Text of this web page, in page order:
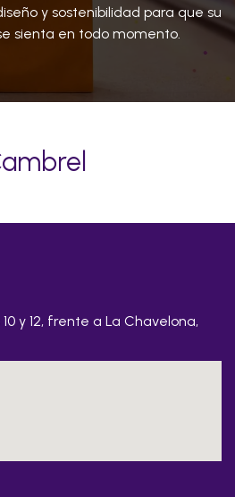
y sostenibilidad para que su
sienta en todo momento.
y 12, frente a La Chavelona,